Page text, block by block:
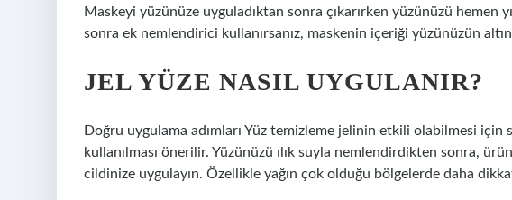
Maskeyi yüzünüze uyguladıktan sonra çıkarırken yüzünüzü hemen
sonra ek nemlendirici kullanırsanız, maskenin içeriği yüzünüzün
JEL YÜZE NASIL UYGULANIR?
Doğru uygulama adımları Yüz temizleme jelinin etkili olabilmesi için
kullanılması önerilir. Yüzünüzü ılık suyla nemlendirdikten sonra,
cildinize uygulayın. Özellikle yağın çok olduğu bölgelerde daha